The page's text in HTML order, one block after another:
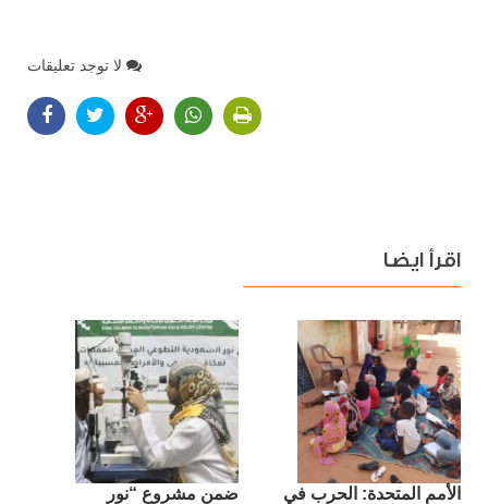
لا توجد تعليقات
اقرأ ايضا
الأمم المتحدة: الحرب في
ضمن مشروع “نور